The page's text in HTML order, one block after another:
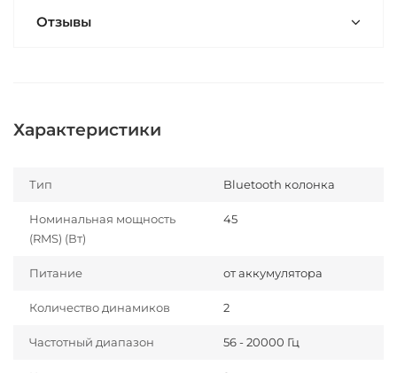
Отзывы
Характеристики
Тип Bluetooth колонка
Номинальная мощность
(RMS) (Вт)
45
Питание от аккумулятора
Количество динамиков 2
Частотный диапазон 56 - 20000 Гц